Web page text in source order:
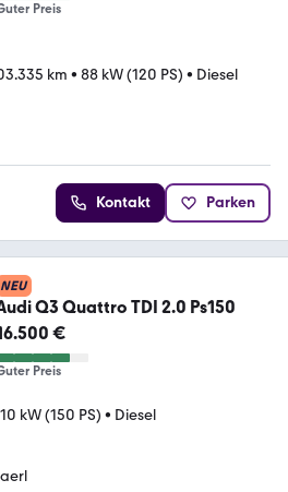
Preis
km • 88 kW (120 PS) • Diesel
Kontakt Parken
NEU
Q3 Quattro TDI 2.0 Ps150
€
Preis
kW (150 PS) • Diesel